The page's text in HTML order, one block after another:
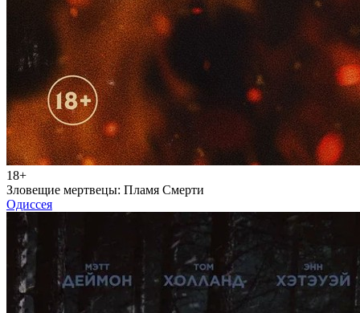
18+
Зловещие мертвецы: Пламя Смерти
Одиссея